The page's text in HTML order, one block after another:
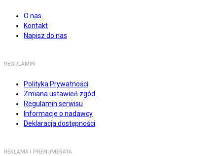
O nas
Kontakt
Napisz do nas
REGULAMIN
Polityka Prywatności
Zmiana ustawień zgód
Regulamin serwisu
Informacje o nadawcy
Deklaracja dostępności
REKLAMA I PRENUMERATA